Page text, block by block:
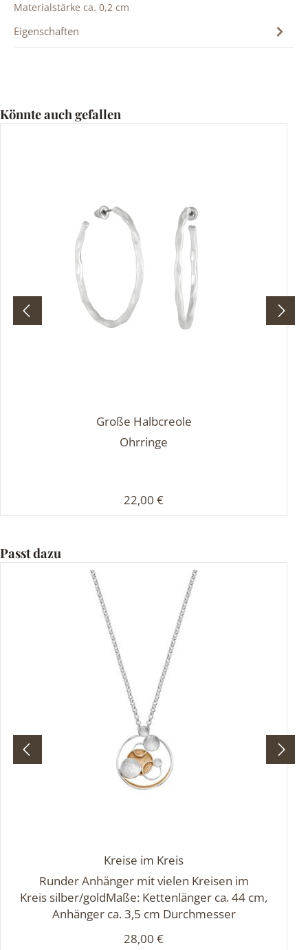
Materialstärke ca. 0,2 cm
Eigenschaften
Produktgalerie überspringen
Könnte auch gefallen
Große Halbcreole
Ohrringe
Regulärer Preis:
22,00 €
Produktgalerie überspringen
Passt dazu
Kreise im Kreis
Runder Anhänger mit vielen Kreisen im
Kreis silber/goldMaße: Kettenlänger ca. 44 cm,
Anhänger ca. 3,5 cm Durchmesser
Regulärer Preis:
28,00 €